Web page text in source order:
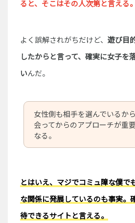
ると、そこはその人次第と言える。
よく誤解されがちだけど、 遊び目
したからと言って、確実に女子を
いんだ。
女性側も相手を選んでいるから
会ってからのアプローチが重
なる。
とはいえ、マジでコミュ障な僕で
な関係に発展しているのも事実。
待できるサイトと言える。